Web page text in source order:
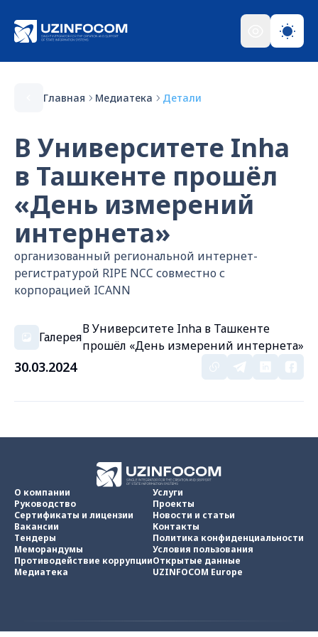
Главная Медиатека Детали
В Университете Inha
в Ташкенте прошёл
«День измерений
интернета»
организованный региональной интернет-
регистратурой RIPE NCC совместно с
корпорацией ICANN
Галерея
В Университете Inha в Ташкенте
прошёл «День измерений интернета»
30.03.2024
О компании
Руководство
Сертификаты и лицензии
Вакансии
Тендеры
Меморандумы
Противодействие коррупции
Медиатека
Услуги
Проекты
Новости и статьи
Контакты
Политика конфиденциальности
Условия пользования
Открытые данные
UZINFOCOM Europe